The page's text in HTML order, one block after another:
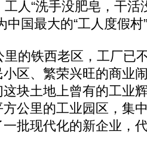
人“洗手没肥皂，干活
中国最大的“工人度假村
铁西老区，工厂已
区、繁荣兴旺的商业
块土地上曾有的工业
公里的工业园区，集
批现代化的新企业，